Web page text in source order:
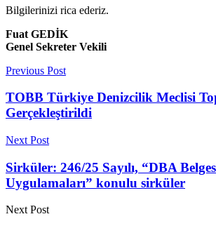
Bilgilerinizi rica ederiz.
Fuat GEDİK
Genel Sekreter Vekili
Previous Post
TOBB Türkiye Denizcilik Meclisi
Gerçekleştirildi
Next Post
Sirküler: 246/25 Sayılı, “DBA
Uygulamaları” konulu sirküler
Next Post